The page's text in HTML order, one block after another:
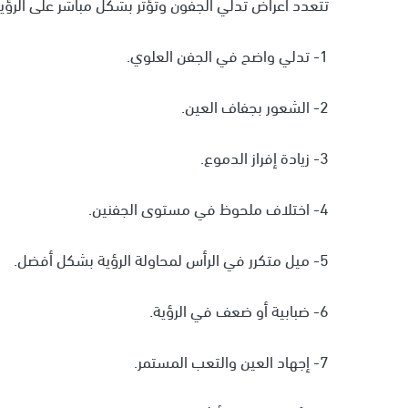
1- تدلي واضح في الجفن العلوي.
2- الشعور بجفاف العين.
3- زيادة إفراز الدموع.
4- اختلاف ملحوظ في مستوى الجفنين.
5- ميل متكرر في الرأس لمحاولة الرؤية بشكل أفضل.
6- ضبابية أو ضعف في الرؤية.
7- إجهاد العين والتعب المستمر.